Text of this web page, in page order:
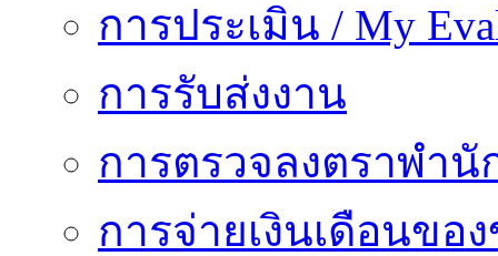
การประเมิน / My
การรับส่งงาน
การตรวจลงตราพำ
การจ่ายเงินเดือนขอ